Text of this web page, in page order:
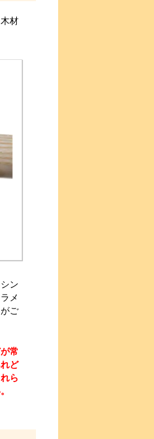
材
ン
メ
がご
常
ど
ら